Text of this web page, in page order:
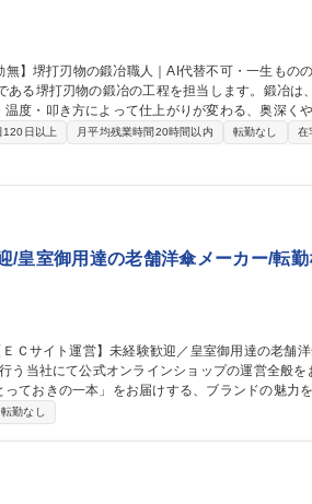
ある堺打刃物の鍛冶の工程を担当します。鍛冶は
度・叩き方によって仕上がりが変わる、奥深く
すさ！IT技術を融合した新しい手仕事のスタイル
への研修(外注先の親方の下で)があり成長環境も万
AI代替不可・一生ものの伝統技術を習得
120日以上 月平均残業時間20時間以内 転勤なし
在
/皇室御用達の老舗洋傘メーカー/転
ておきの一本」をお届けする、ブランドの魅力
ができます。 【業務内容の変更範囲】当社の指定
御用達の老舗洋傘メーカー／転勤なし
転勤なし